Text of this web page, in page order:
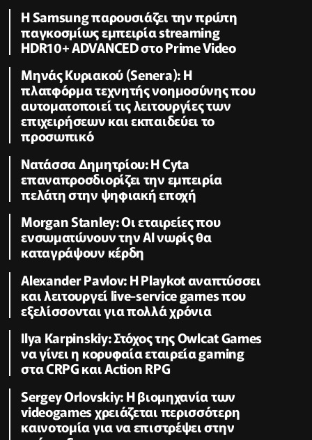
Η Samsung παρουσιάζει την πρώτη
παγκοσμίως εμπειρία streaming
HDR10+ ADVANCED στο Prime Video
Μηνάς Κυριακού (Senera): Η
πλατφόρμα τεχνητής νοημοσύνης που
αυτοματοποιεί τις λειτουργίες των
επιχειρήσεων και εκπαιδεύει το
προσωπικό
Νατάσσα Δημητρίου: Η Cyta
επαναπροσδιορίζει την εμπειρία
πελάτη στην ψηφιακή εποχή
Morgan Stanley: Οι εταιρείες που
ενσωματώνουν την ΑΙ νωρίς θα
καταγράψουν κέρδη
Alexander Pavlov: Η Playkot αναπτύσσει
και λειτουργεί live-service games που
εξελίσσονται για πολλά χρόνια
Ilya Karpinskiy: Στόχος της Owlcat Games
να γίνει η κορυφαία εταιρεία gaming
στα CRPG και Action RPG
Sergey Orlovskiy: Η βιομηχανία των
videogames χρειάζεται περισσότερη
καινοτομία για να επιστρέψει στην